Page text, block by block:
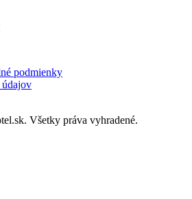
podmienky
údajov
Všetky práva vyhradené.